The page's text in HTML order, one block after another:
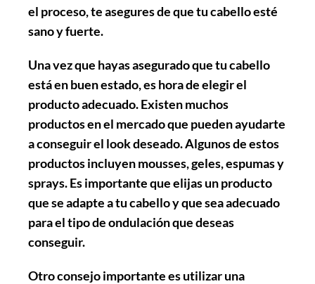
el proceso, te asegures de que tu cabello esté
sano y fuerte.
Una vez que hayas asegurado que tu cabello
está en buen estado, es hora deelegir el
producto adecuado. Existen muchos
productos en el mercado que pueden ayudarte
a conseguir el look deseado. Algunos de estos
productos incluyen mousses, geles, espumas y
sprays. Es importante que elijas un producto
que se adapte a tu cabello y que sea adecuado
para el tipo de ondulación que deseas
conseguir.
Otro consejo importante esutilizar una